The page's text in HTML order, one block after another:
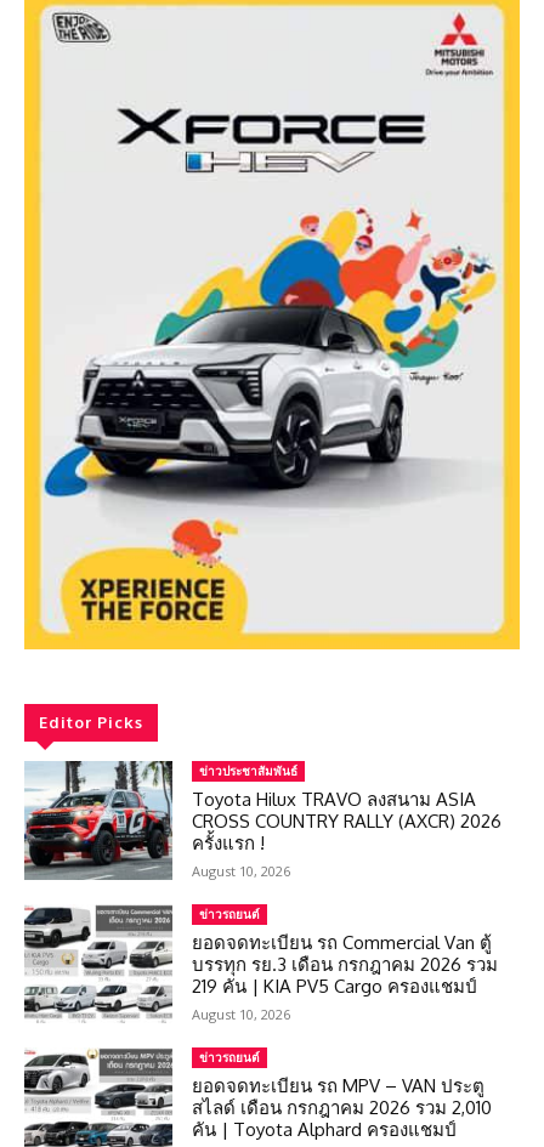
Editor Picks
ข่าวประชาสัมพันธ์
Toyota Hilux TRAVO ลงสนาม ASIA
CROSS COUNTRY RALLY (AXCR) 2026
ครั้งแรก !
August 10, 2026
ข่าวรถยนต์
ยอดจดทะเบียน รถ Commercial Van ตู้
บรรทุก รย.3 เดือน กรกฎาคม 2026 รวม
219 คัน | KIA PV5 Cargo ครองแชมป์
August 10, 2026
ข่าวรถยนต์
ยอดจดทะเบียน รถ MPV – VAN ประตู
สไลด์ เดือน กรกฎาคม 2026 รวม 2,010
คัน | Toyota Alphard ครองแชมป์